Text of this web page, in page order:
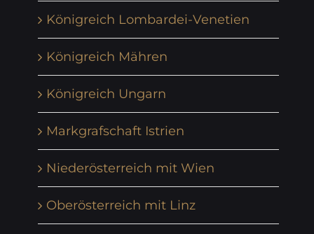
Königreich Lombardei-Venetien
Königreich Mähren
Königreich Ungarn
Markgrafschaft Istrien
Niederösterreich mit Wien
Oberösterreich mit Linz